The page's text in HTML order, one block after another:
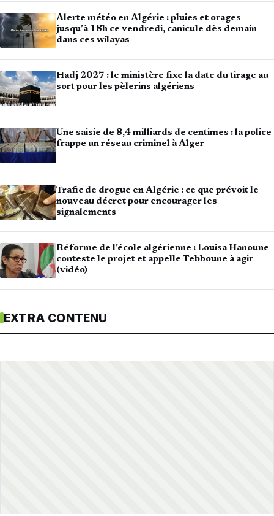
Alerte météo en Algérie : pluies et orages
jusqu’à 18h ce vendredi, canicule dès demain
dans ces wilayas
Hadj 2027 : le ministère fixe la date du tirage au
sort pour les pèlerins algériens
Une saisie de 8,4 milliards de centimes : la police
frappe un réseau criminel à Alger
Trafic de drogue en Algérie : ce que prévoit le
nouveau décret pour encourager les
signalements
Réforme de l’école algérienne : Louisa Hanoune
conteste le projet et appelle Tebboune à agir
(vidéo)
EXTRA CONTENU